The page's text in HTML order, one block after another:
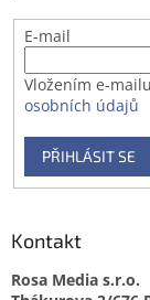
E-mail
Vložením e-
osobních údajů
PŘIHLÁSIT SE
Kontakt
Rosa Media s.r.o.